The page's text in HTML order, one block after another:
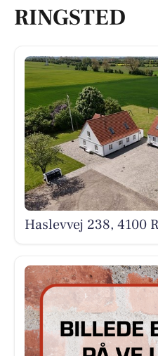
RINGSTED
Haslevvej 238, 4100